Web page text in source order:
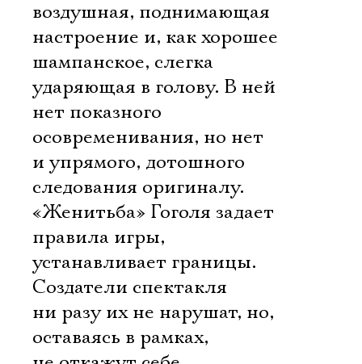
воздушная, поднимающая
настроение и, как хорошее
шампанское, слегка
ударяющая в голову. В ней
нет показного
осовременивания, но нет
и упрямого, дотошного
следования оригиналу.
«Женитьба» Гоголя задает
правила игры,
устанавливает границы.
Создатели спектакля
ни разу их не нарушат, но,
оставаясь в рамках,